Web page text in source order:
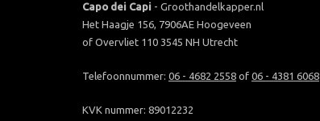
Capo dei Capi - Groothandelkapper.nl
Het Haagje 156, 7906AE Hoogeveen
of Overvliet 110 3545 NH Utrecht
Telefoonnummer: 06 - 4682 2558 of 06 - 4381 6068
KVK nummer: 89012232